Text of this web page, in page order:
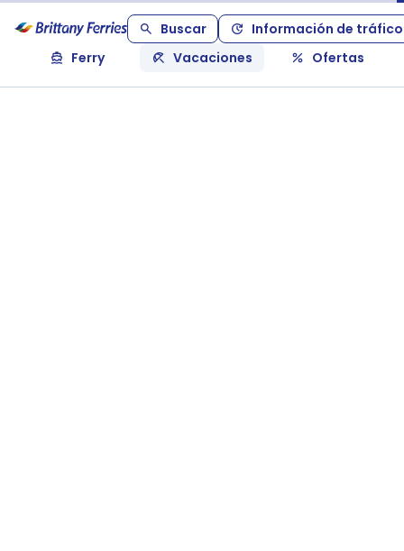
Buscar
Información de tráfico
Ferry
Vacaciones Ofertas